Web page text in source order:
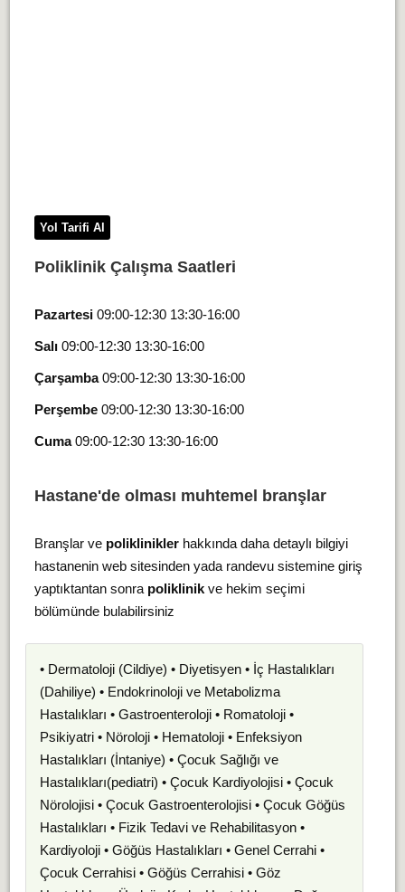
Yol Tarifi Al
Poliklinik Çalışma Saatleri
Pazartesi09:00-12:30 13:30-16:00
Salı09:00-12:30 13:30-16:00
Çarşamba09:00-12:30 13:30-16:00
Perşembe09:00-12:30 13:30-16:00
Cuma09:00-12:30 13:30-16:00
Hastane'de olması muhtemel branşlar
Branşlar ve polikliniklerhakkında daha detaylı bilgiyi
hastanenin web sitesinden yada randevu sistemine giriş
yaptıktantan sonra poliklinikve hekim seçimi
bölümünde bulabilirsiniz
• Dermatoloji (Cildiye) • Diyetisyen • İç Hastalıkları
(Dahiliye) • Endokrinoloji ve Metabolizma
Hastalıkları • Gastroenteroloji • Romatoloji •
Psikiyatri • Nöroloji • Hematoloji • Enfeksiyon
Hastalıkları (İntaniye) • Çocuk Sağlığı ve
Hastalıkları(pediatri) • Çocuk Kardiyolojisi • Çocuk
Nörolojisi • Çocuk Gastroenterolojisi • Çocuk Göğüs
Hastalıkları • Fizik Tedavi ve Rehabilitasyon •
Kardiyoloji • Göğüs Hastalıkları • Genel Cerrahi •
Çocuk Cerrahisi • Göğüs Cerrahisi • Göz